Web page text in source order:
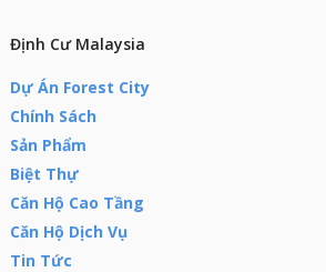
Định Cư Malaysia
Dự Án Forest City
Chính Sách
Sản Phẩm
Biệt Thự
Căn Hộ Cao Tầng
Căn Hộ Dịch Vụ
Tin Tức